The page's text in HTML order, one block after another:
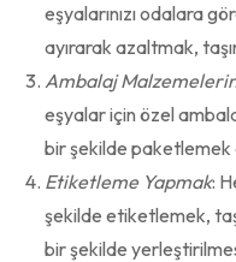
eşyalarınızı odalara
ayırarak azaltmak,
Ambalaj
eşyalar için özel
bir şekilde paketlemek
Etiketleme Yapmak:
şekilde etiketlemek,
bir şekilde